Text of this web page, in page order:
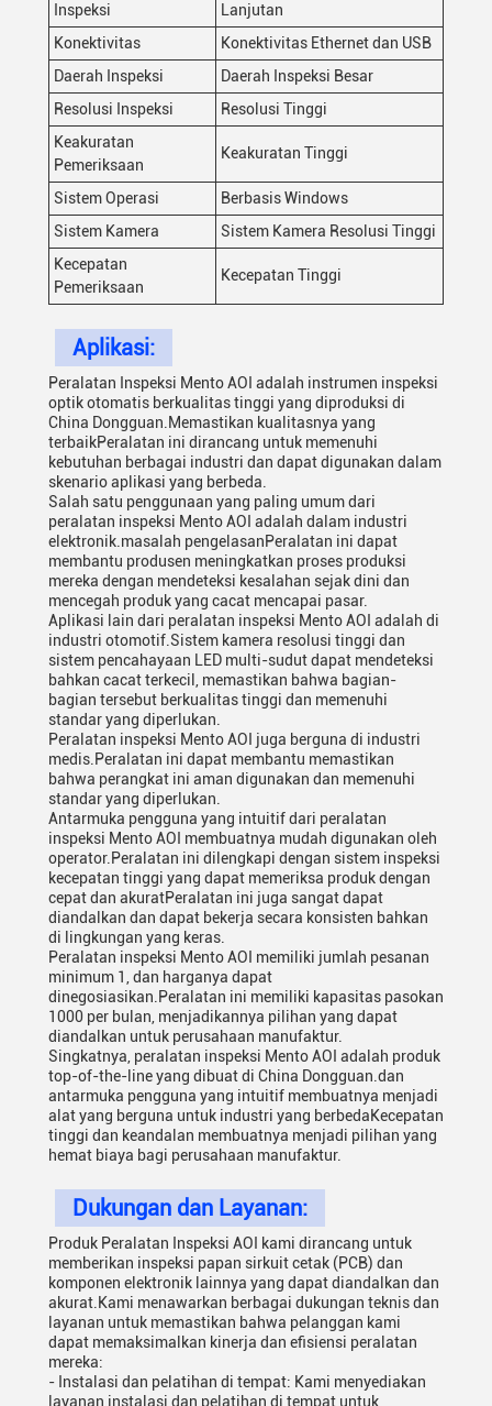
Inspeksi
Lanjutan
Konektivitas
Konektivitas Ethernet dan USB
Daerah Inspeksi
Daerah Inspeksi Besar
Resolusi Inspeksi
Resolusi Tinggi
Keakuratan
Pemeriksaan
Keakuratan Tinggi
Sistem Operasi
Berbasis Windows
Sistem Kamera
Sistem Kamera Resolusi Tinggi
Kecepatan
Pemeriksaan
Kecepatan Tinggi
Aplikasi:
Peralatan Inspeksi Mento AOI adalah instrumen inspeksi
optik otomatis berkualitas tinggi yang diproduksi di
China Dongguan.Memastikan kualitasnya yang
terbaikPeralatan ini dirancang untuk memenuhi
kebutuhan berbagai industri dan dapat digunakan dalam
skenario aplikasi yang berbeda.
Salah satu penggunaan yang paling umum dari
peralatan inspeksi Mento AOI adalah dalam industri
elektronik.masalah pengelasanPeralatan ini dapat
membantu produsen meningkatkan proses produksi
mereka dengan mendeteksi kesalahan sejak dini dan
mencegah produk yang cacat mencapai pasar.
Aplikasi lain dari peralatan inspeksi Mento AOI adalah di
industri otomotif.Sistem kamera resolusi tinggi dan
sistem pencahayaan LED multi-sudut dapat mendeteksi
bahkan cacat terkecil, memastikan bahwa bagian-
bagian tersebut berkualitas tinggi dan memenuhi
standar yang diperlukan.
Peralatan inspeksi Mento AOI juga berguna di industri
medis.Peralatan ini dapat membantu memastikan
bahwa perangkat ini aman digunakan dan memenuhi
standar yang diperlukan.
Antarmuka pengguna yang intuitif dari peralatan
inspeksi Mento AOI membuatnya mudah digunakan oleh
operator.Peralatan ini dilengkapi dengan sistem inspeksi
kecepatan tinggi yang dapat memeriksa produk dengan
cepat dan akuratPeralatan ini juga sangat dapat
diandalkan dan dapat bekerja secara konsisten bahkan
di lingkungan yang keras.
Peralatan inspeksi Mento AOI memiliki jumlah pesanan
minimum 1, dan harganya dapat
dinegosiasikan.Peralatan ini memiliki kapasitas pasokan
1000 per bulan, menjadikannya pilihan yang dapat
diandalkan untuk perusahaan manufaktur.
Singkatnya, peralatan inspeksi Mento AOI adalah produk
top-of-the-line yang dibuat di China Dongguan.dan
antarmuka pengguna yang intuitif membuatnya menjadi
alat yang berguna untuk industri yang berbedaKecepatan
tinggi dan keandalan membuatnya menjadi pilihan yang
hemat biaya bagi perusahaan manufaktur.
Dukungan dan Layanan:
Produk Peralatan Inspeksi AOI kami dirancang untuk
memberikan inspeksi papan sirkuit cetak (PCB) dan
komponen elektronik lainnya yang dapat diandalkan dan
akurat.Kami menawarkan berbagai dukungan teknis dan
layanan untuk memastikan bahwa pelanggan kami
dapat memaksimalkan kinerja dan efisiensi peralatan
mereka:
- Instalasi dan pelatihan di tempat: Kami menyediakan
layanan instalasi dan pelatihan di tempat untuk